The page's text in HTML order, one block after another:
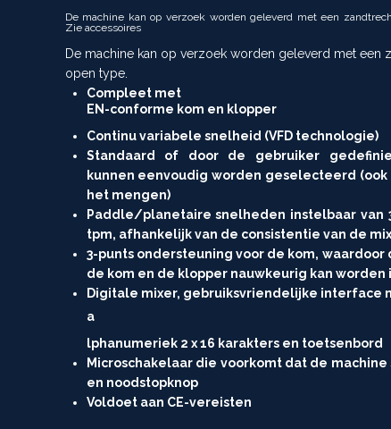
De machine kan op verzoek worden geleverd met een
Zie accessoires
De machine kan op verzoek worden geleverd met een
open type.
Compleet met
EN-conforme kom en klopper
Continu variabele snelheid (VFD technologie)
Standaard of door de gebruiker
kunnen eenvoudig worden geselecteerd
het mengen)
Paddle/planetaire snelheden instelbaar van
tpm, afhankelijk van de consistentie van de mix
3-punts ondersteuning voor de kom, waardoor
de kom en de klopper nauwkeurig kan worden
Digitale mixer, gebruiksvriendelijke interface
a
lphanumeriek 2 x 16 karakters en toetsenbord
Microschakelaar die voorkomt dat de
en noodstopknop
Voldoet aan CE-vereisten